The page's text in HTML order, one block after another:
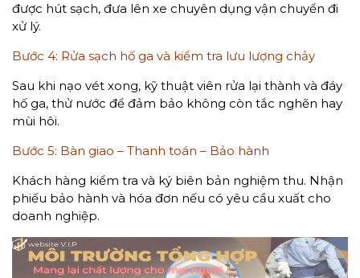
được hút sạch, đưa lên xe chuyên dụng vận chuyển đi
xử lý.
Bước 4: Rửa sạch hố ga và kiểm tra lưu lượng chảy
Sau khi nạo vét xong, kỹ thuật viên rửa lại thành và đáy
hố ga, thử nước để đảm bảo không còn tắc nghẽn hay
mùi hôi.
Bước 5: Bàn giao – Thanh toán – Bảo hành
Khách hàng kiểm tra và ký biên bản nghiệm thu. Nhận
phiếu bảo hành và hóa đơn nếu có yêu cầu xuất cho
doanh nghiệp.